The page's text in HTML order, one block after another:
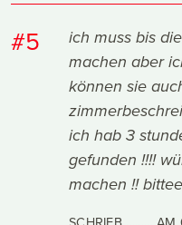
#5
ich muss bis
machen aber
können sie
ich hab 3
gefunden !!!!
machen !!